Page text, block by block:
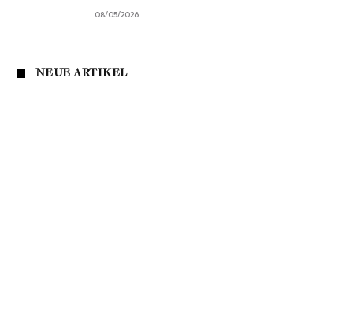
08/05/2026
NEUE ARTIKEL